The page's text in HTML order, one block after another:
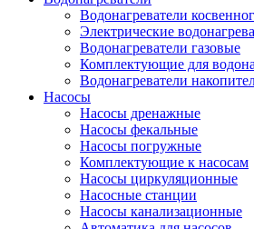
Водонагреватели
Электрические
Водонагреватели газовые
Комплектующие для
Водонагреватели
Насосы
Насосы дренажные
Насосы фекальные
Насосы погружные
Комплектующие к насосам
Насосы циркуляционные
Насосные станции
Насосы канализационные